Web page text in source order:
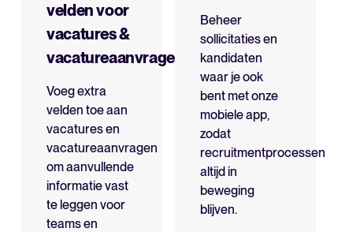
velden voor
vacatures &
vacatureaanvragen
Voeg extra
velden toe aan
vacatures en
vacatureaanvragen
om aanvullende
informatie vast
te leggen voor
teams en
Beheer
sollicitaties en
kandidaten
waar je ook
bent met onze
mobiele app,
zodat
recruitmentprocessen
altijd in
beweging
blijven.